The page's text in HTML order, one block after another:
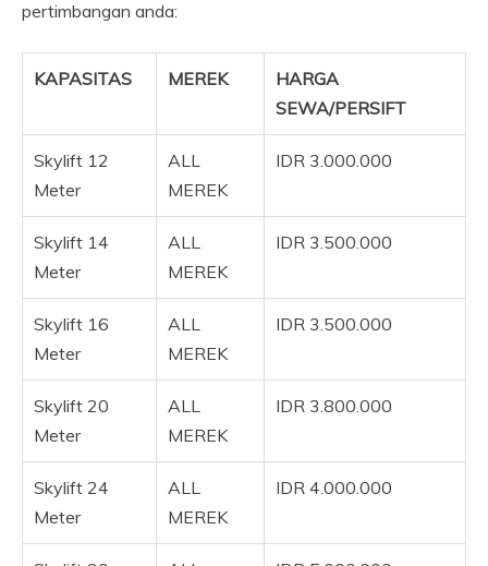
pertimbangan anda:
KAPASITAS MEREK
HARGA
SEWA/PERSIFT
Skylift 12
Meter
ALL
MEREK
IDR 3.000.000
Skylift 14
Meter
ALL
MEREK
IDR 3.500.000
Skylift 16
Meter
ALL
MEREK
IDR 3.500.000
Skylift 20
Meter
ALL
MEREK
IDR 3.800.000
Skylift 24
Meter
ALL
MEREK
IDR 4.000.000